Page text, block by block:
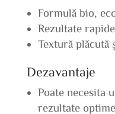
Formulă bio,
Rezultate
Textură plăcută
Dezavantaje
Poate necesita
rezultate optime